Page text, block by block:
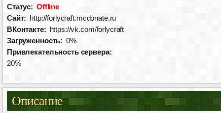
Статус: Offline
Сайт: http://forlycraft.mcdonate.ru
ВКонтакте: https://vk.com/forlycraft
Загруженность: 0%
Привлекательность сервера:
20%
Описание